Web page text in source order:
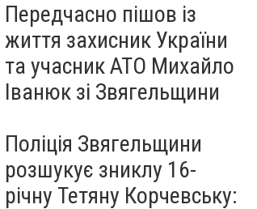
Передчасно пішов із
життя захисник України
та учасник АТО Михайло
Іванюк зі Звягельщини
Поліція Звягельщини
розшукує зниклу 16-
річну Тетяну Корчевську: